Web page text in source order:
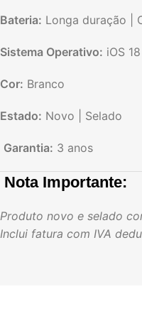
Bateria: Longa duração |
Sistema Operativo: iOS 18
Cor: Branco
Estado: Novo | Selado
Garantia: 3 anos
Nota Importante:
Produto novo e selado
Inclui fatura com IVA